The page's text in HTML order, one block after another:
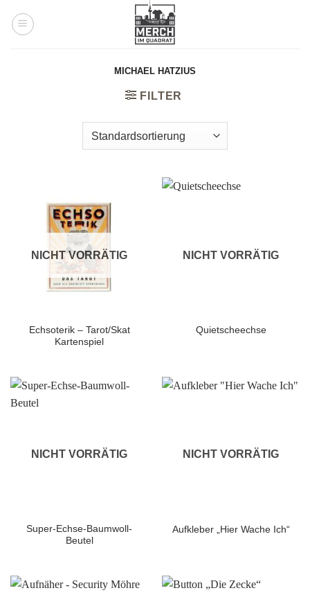
Inhalt
MICHAEL HATZIUS
FILTER
NICHT VORRÄTIG
Echsoterik – Tarot/Skat
Kartenspiel
NICHT VORRÄTIG
Quietscheechse
NICHT VORRÄTIG
Super-Echse-Baumwoll-
Beutel
NICHT VORRÄTIG
Aufkleber „Hier Wache Ich“